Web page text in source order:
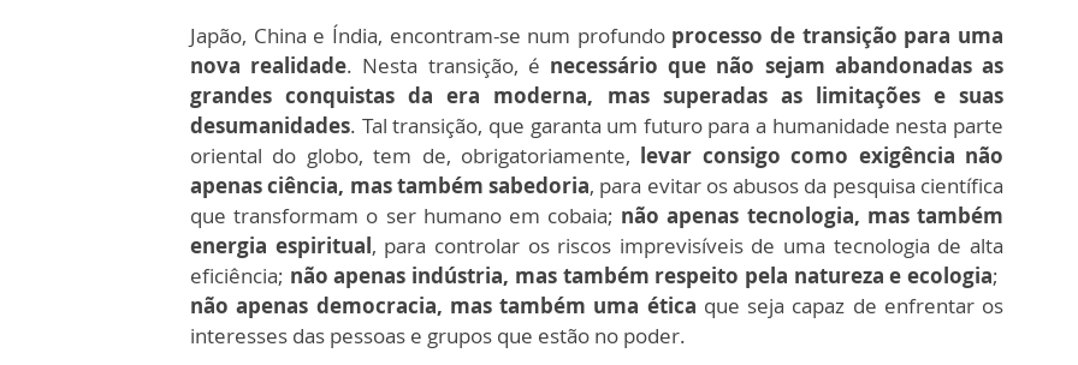
Japão, China e Índia, encontram-se num profundo processo de transição para uma
nova realidade. Nesta transição, é necessário que não sejam abandonadas as
grandes conquistas da era moderna, mas superadas as limitações e suas
desumanidades. Tal transição, que garanta um futuro para a humanidade nesta parte
oriental do globo, tem de, obrigatoriamente, levar consigo como exigência não
apenas ciência, mas também sabedoria, para evitar os abusos da pesquisa científica
que transformam o ser humano em cobaia; não apenas tecnologia, mas também
energia espiritual, para controlar os riscos imprevisíveis de uma tecnologia de alta
eficiência; não apenas indústria, mas também respeito pela natureza e ecologia;
não apenas democracia, mas também uma ética que seja capaz de enfrentar os
interesses das pessoas e grupos que estão no poder.